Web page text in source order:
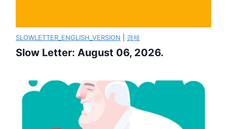
SLOWLETTER_ENGLISH_VERSION 경제
Slow Letter: August 06, 2026.